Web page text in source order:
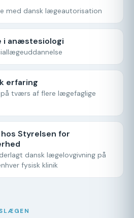
med dansk lægeautorisation
i anæstesiologi
erfaring
tværs af flere lægefaglige
Styrelsen for
dansk lægelovgivning på
fysisk klinik